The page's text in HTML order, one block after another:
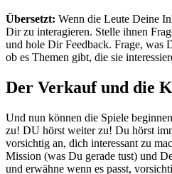
Übersetzt: Wenn die Leute Deine
Dir zu interagieren. Stelle ihnen
und hole Dir Feedback. Frage, was
ob es Themen gibt, die sie
Der Verkauf und die
Und nun können die Spiele
zu! DU hörst weiter zu! Du hörst
vorsichtig an, dich interessant zu
Mission (was Du gerade tust) und
und erwähne wenn es passt,